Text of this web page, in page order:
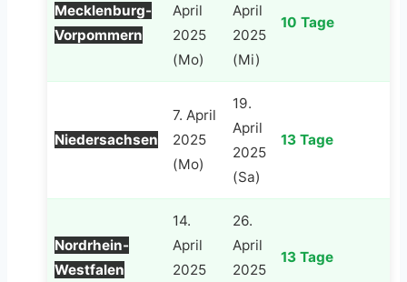
Mecklenburg-
Vorpommern
April
2025
(Mo)
April
2025
(Mi)
10 Tage
Niedersachsen
7. April
2025
(Mo)
19.
April
2025
(Sa)
13 Tage
Nordrhein-
Westfalen
14.
April
2025
26.
April
2025
13 Tage